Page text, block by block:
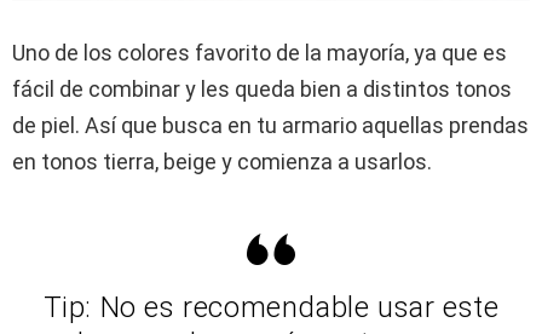
Uno de los colores favorito de la mayoría, ya que es
fácil de combinar y les queda bien a distintos tonos
de piel. Así que busca en tu armario aquellas prendas
en tonos tierra, beige y comienza a usarlos.
Tip: No es recomendable usar este